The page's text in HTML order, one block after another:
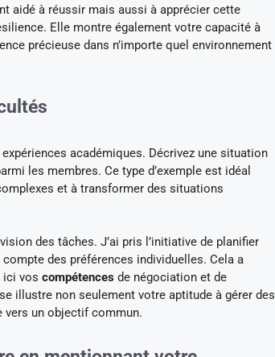
aidé à réussir mais aussi à apprécier cette
Elle montre également votre capacité à
précieuse dans n’importe quel environnement
académiques. Décrivez une situation
les membres. Ce type d’exemple est idéal
et à transformer des situations
des tâches. J’ai pris l’initiative de planifier
des préférences individuelles. Cela a
ici vos compétences de négociation et de
illustre non seulement votre aptitude à gérer des
vers un objectif commun.